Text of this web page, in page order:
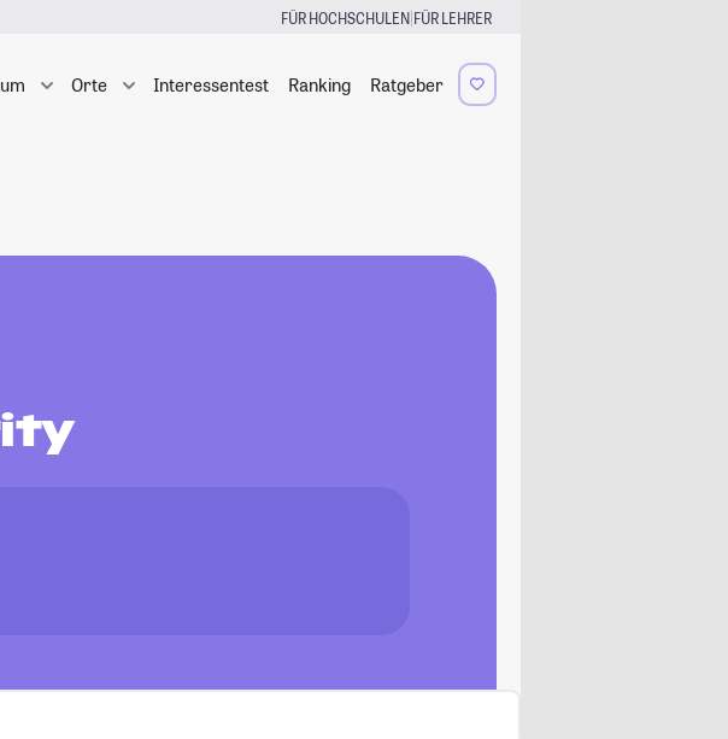
FÜR HOCHSCHULEN|FÜR LEHRER
Orte Interessentest Ranking Ratgeber